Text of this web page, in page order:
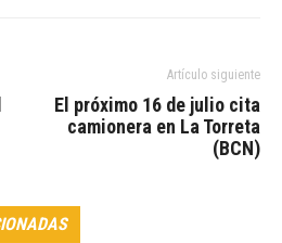
Artículo siguiente
El próximo 16 de julio cita
camionera en La Torreta
(BCN)